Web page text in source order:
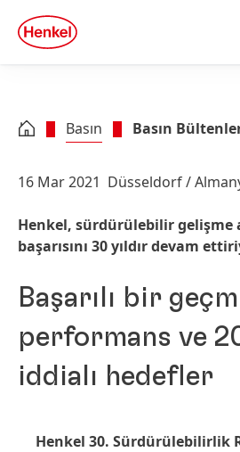
Skip to footer
quick
search
Basın Basın
16 Mar 2021 Düsseldorf /
Henkel, sürdürülebilir gelişme
başarısını 30 yıldır devam
Başarılı bir
performans ve
iddialı hedefler
Henkel 30. Sürdürülebilirlik